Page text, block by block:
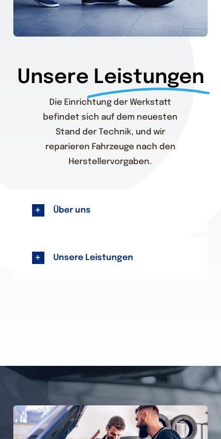
Unsere Leistungen
Die Einrichtung der Werkstatt
befindet sich auf dem neuesten
Stand der Technik, und wir
reparieren Fahrzeuge nach den
Herstellervorgaben.
Über uns
Unsere Leistungen